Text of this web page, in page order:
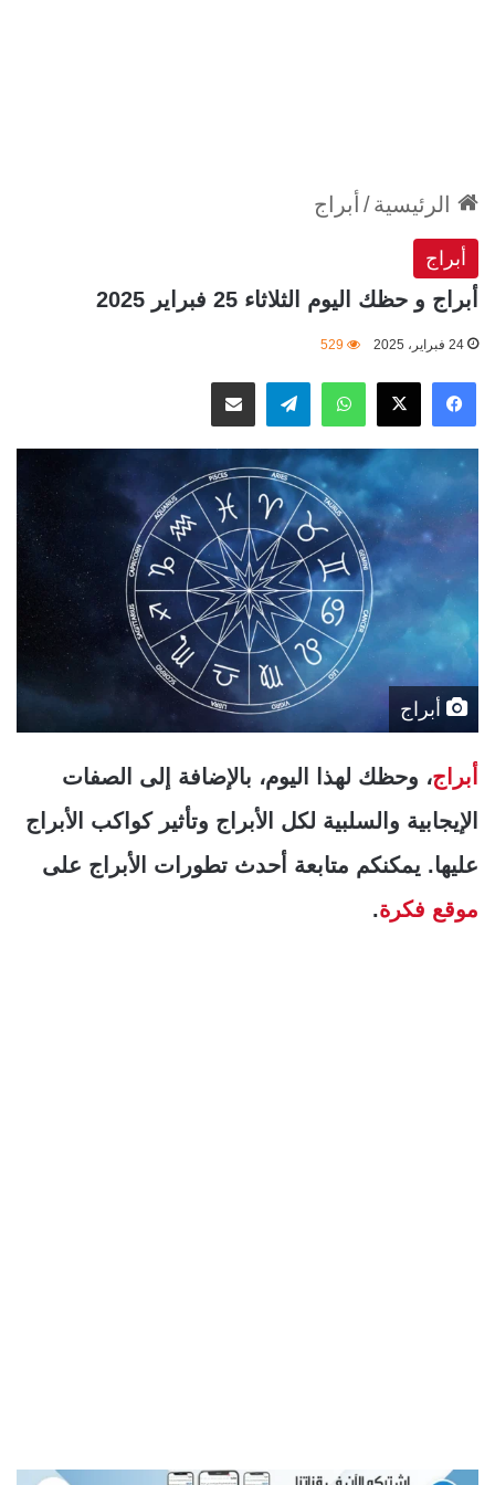
الرئيسية/ أبراج
أبراج
أبراج و حظك اليوم الثلاثاء 25 فبراير 2025
24 فبراير، 2025 529
فيسبوك
‫X واتسابتيلقراممشاركة عبر البريد
أبراج
أبراج، وحظك لهذا اليوم، بالإضافة إلى الصفات
الإيجابية والسلبية لكل الأبراج وتأثير كواكب الأبراج
عليها. يمكنكم متابعة أحدث تطورات الأبراج على
موقع فكرة.